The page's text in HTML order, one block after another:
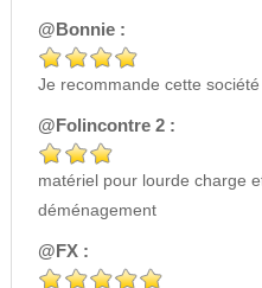
@Bonnie :
Je recommande cette société
@Folincontre 2 :
matériel pour lourde charge
déménagement
@FX :